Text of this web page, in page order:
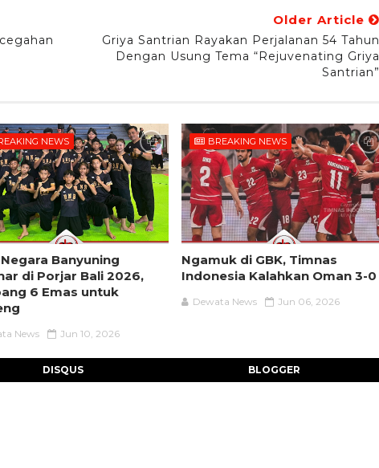
Older Article
Griya Santrian Rayakan Perjalanan 54 Tahun
Dengan Usung Tema “Rejuvenating Griya
Santrian”
NEWS
Banyuning
di Porjar Bali 2026,
6 Emas untuk
News Jun 10, 2026
BREAKING NEWS
Ngamuk di GBK, Timnas
Indonesia Kalahkan Oman 3-0
Dewata News Jun 06, 2026
DISQUS BLOGGER